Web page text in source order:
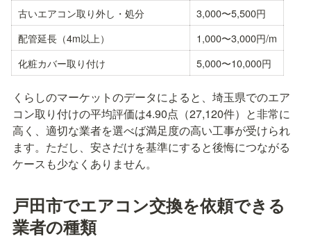
古いエアコン取り外し・処分
3,000〜5,500円
配管延長（4m以上）
1,000〜3,000円/m
化粧カバー取り付け
5,000〜10,000円
くらしのマーケットのデータによると、埼玉県でのエア
コン取り付けの平均評価は4.90点（27,120件）と非常に
高く、適切な業者を選べば満足度の高い工事が受けられ
ます。ただし、安さだけを基準にすると後悔につながる
ケースも少なくありません。
戸田市でエアコン交換を依頼できる
業者の種類